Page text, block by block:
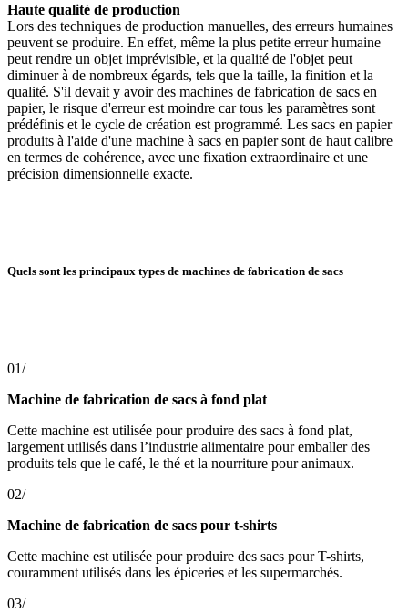
Haute qualité de production
Lors des techniques de production manuelles, des erreurs humaines
peuvent se produire. En effet, même la plus petite erreur humaine
peut rendre un objet imprévisible, et la qualité de l'objet peut
diminuer à de nombreux égards, tels que la taille, la finition et la
qualité. S'il devait y avoir des machines de fabrication de sacs en
papier, le risque d'erreur est moindre car tous les paramètres sont
prédéfinis et le cycle de création est programmé. Les sacs en papier
produits à l'aide d'une machine à sacs en papier sont de haut calibre
en termes de cohérence, avec une fixation extraordinaire et une
précision dimensionnelle exacte.
Quels sont les principaux types de machines de fabrication de sacs
01/
Machine de fabrication de sacs à fond plat
Cette machine est utilisée pour produire des sacs à fond plat,
largement utilisés dans l’industrie alimentaire pour emballer des
produits tels que le café, le thé et la nourriture pour animaux.
02/
Machine de fabrication de sacs pour t-shirts
Cette machine est utilisée pour produire des sacs pour T-shirts,
couramment utilisés dans les épiceries et les supermarchés.
03/